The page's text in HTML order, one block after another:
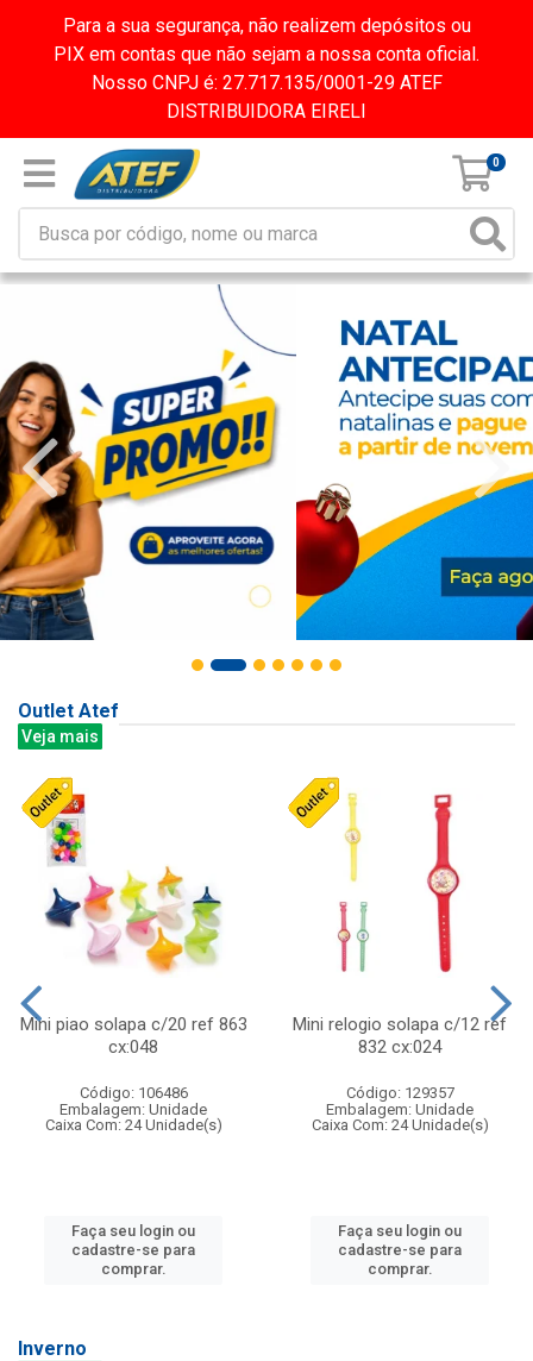
Para a sua segurança, não realizem depósitos ou
PIX em contas que não sejam a nossa conta oficial.
Nosso CNPJ é: 27.717.135/0001-29 ATEF
DISTRIBUIDORA EIRELI
0
Outlet Atef
Veja mais
Mini piao solapa c/20 ref 863
cx:048
Código: 106486
Embalagem: Unidade
Caixa Com: 24 Unidade(s)
Faça seu login ou
cadastre-se para
comprar.
Mini relogio solapa c/12 ref
832 cx:024
Código: 129357
Embalagem: Unidade
Caixa Com: 24 Unidade(s)
Faça seu login ou
cadastre-se para
comprar.
Inverno